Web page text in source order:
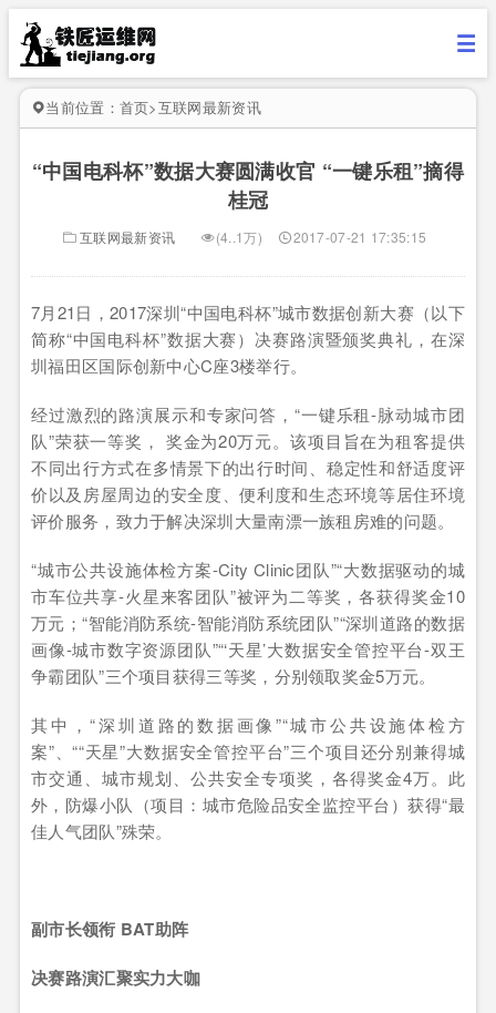
当前位置： 首页>互联网最新资讯
“中国电科杯”数据大赛圆满收官 “一键乐租”摘得
桂冠
互联网最新资讯 (4..1万) 2017-07-21 17:35:15
7月21日，2017深圳“中国电科杯”城市数据创新大赛（以下
简称“中国电科杯”数据大赛）决赛路演暨颁奖典礼，在深
圳福田区国际创新中心C座3楼举行。
经过激烈的路演展示和专家问答，“一键乐租-脉动城市团
队”荣获一等奖， 奖金为20万元。该项目旨在为租客提供
不同出行方式在多情景下的出行时间、稳定性和舒适度评
价以及房屋周边的安全度、便利度和生态环境等居住环境
评价服务，致力于解决深圳大量南漂一族租房难的问题。
“城市公共设施体检方案-City Clinic团队”“大数据驱动的城
市车位共享-火星来客团队”被评为二等奖，各获得奖金10
万元；“智能消防系统-智能消防系统团队”“深圳道路的数据
画像-城市数字资源团队”“‘天星’大数据安全管控平台-双王
争霸团队”三个项目获得三等奖，分别领取奖金5万元。
其中，“深圳道路的数据画像”“城市公共设施体检方
案”、““天星”大数据安全管控平台”三个项目还分别兼得城
市交通、城市规划、公共安全专项奖，各得奖金4万。此
外，防爆小队（项目：城市危险品安全监控平台）获得“最
佳人气团队”殊荣。
副市长领衔 BAT助阵
决赛路演汇聚实力大咖